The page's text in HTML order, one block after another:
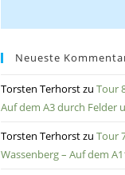
Neueste
Torsten TerhorstzuTour
Auf dem A3 durch Felder
Torsten TerhorstzuTour
Wassenberg – Auf dem